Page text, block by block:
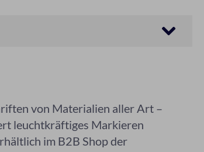
von Materialien aller Art –
leuchtkräftiges Markieren
im B2B Shop der